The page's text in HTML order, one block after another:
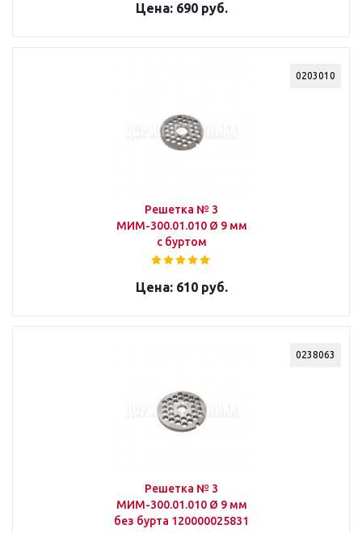
690 руб.
0203010
Решетка № 3
МИМ-300.01.010 Ø 9 мм
с буртом
610 руб.
0238063
Решетка № 3
МИМ-300.01.010 Ø 9 мм
без бурта 120000025831